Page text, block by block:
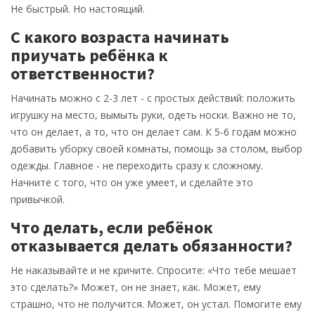
Не быстрый. Но настоящий.
С какого возраста начинать
приучать ребёнка к
ответственности?
Начинать можно с 2-3 лет - с простых действий: положить
игрушку на место, вымыть руки, одеть носки. Важно не то,
что он делает, а то, что он делает сам. К 5-6 годам можно
добавить уборку своей комнаты, помощь за столом, выбор
одежды. Главное - не переходить сразу к сложному.
Начните с того, что он уже умеет, и сделайте это
привычкой.
Что делать, если ребёнок
отказывается делать обязанности?
Не наказывайте и не кричите. Спросите: «Что тебе мешает
это сделать?» Может, он не знает, как. Может, ему
страшно, что не получится. Может, он устал. Помогите ему